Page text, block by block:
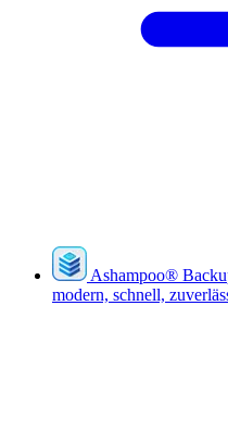
Ashampoo®
modern, schnell,